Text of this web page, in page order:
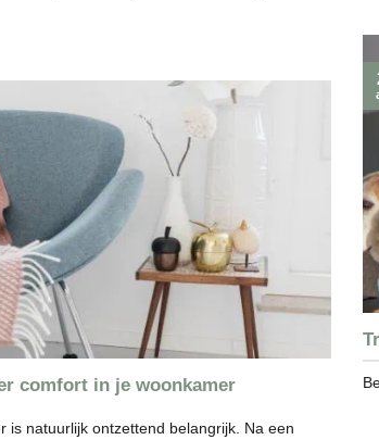
comfort in je woonkamer
is natuurlijk ontzettend belangrijk. Na een